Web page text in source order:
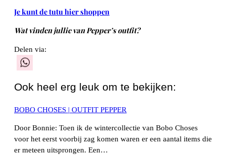
Je kunt de tutu hier shoppen
Wat vinden jullie van Pepper’s outfit?
Delen via:
Ook heel erg leuk om te bekijken:
BOBO CHOSES | OUTFIT PEPPER
Door Bonnie: Toen ik de wintercollectie van Bobo Choses
voor het eerst voorbij zag komen waren er een aantal items die
er meteen uitsprongen. Een…